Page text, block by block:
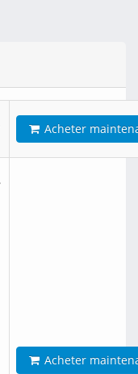
Acheter
Acheter